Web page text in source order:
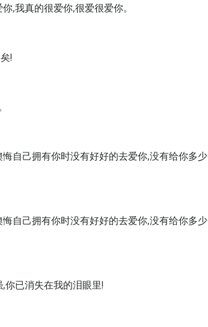
,我真的很爱你,很爱很爱你。
!
自己拥有你时没有好好的去爱你,没有给你多少
自己拥有你时没有好好的去爱你,没有给你多少
你已消失在我的泪眼里!